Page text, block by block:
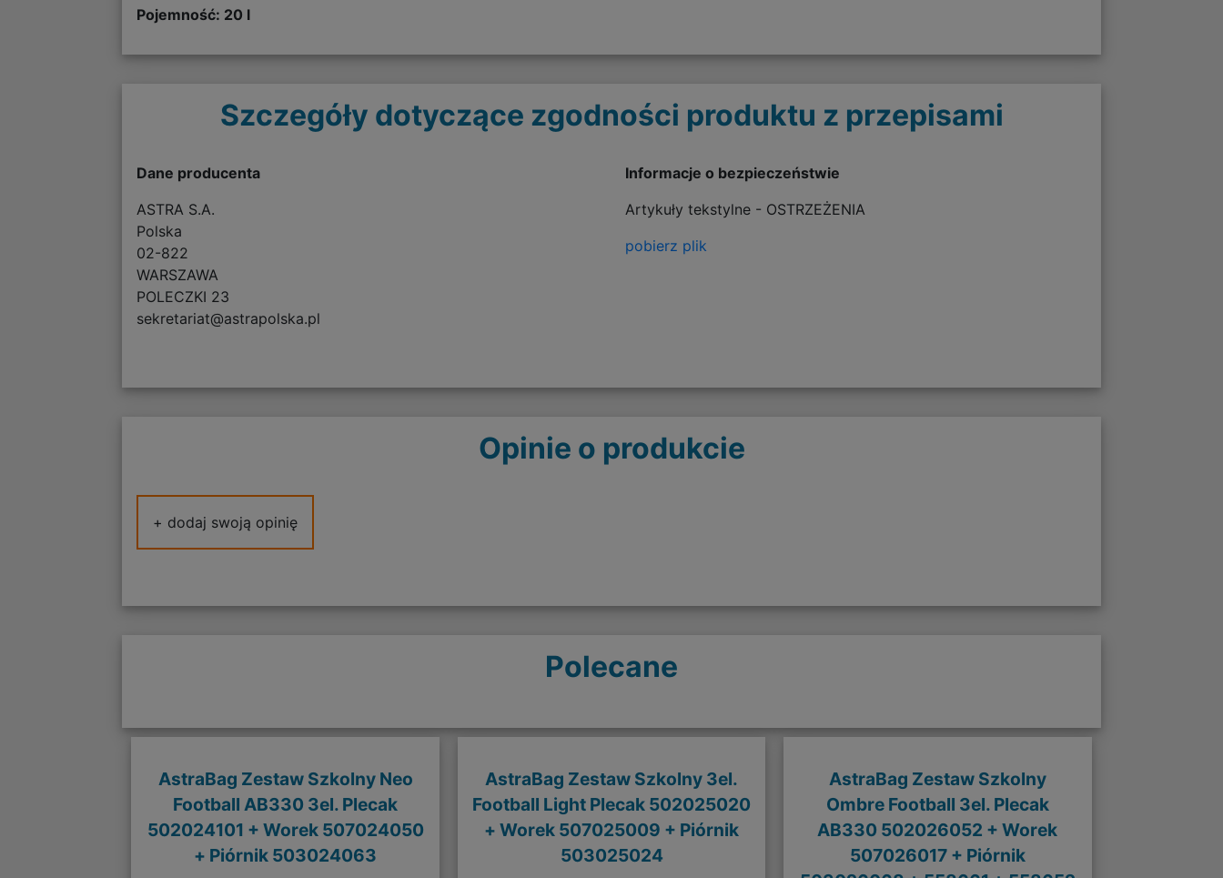
Pojemność: 20 l
Szczegóły dotyczące zgodności produktu z przepisami
Dane producenta
ASTRA S.A.
Polska
02-822
WARSZAWA
POLECZKI 23
sekretariat@astrapolska.pl
Informacje o bezpieczeństwie
Artykuły tekstylne - OSTRZEŻENIA
pobierz plik
Opinie o produkcie
+ dodaj swoją opinię
Polecane
AstraBag Zestaw Szkolny Neo
Football AB330 3el. Plecak
502024101 + Worek 507024050
+ Piórnik 503024063
AstraBag Zestaw Szkolny 3el.
Football Light Plecak 502025020
+ Worek 507025009 + Piórnik
503025024
AstraBag Zestaw Szkolny
Ombre Football 3el. Plecak
AB330 502026052 + Worek
507026017 + Piórnik